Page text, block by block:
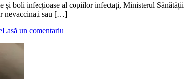
boli infecțioase al copiilor infectați, Ministerul
nevaccinați sau […]
Lasă un comentariu